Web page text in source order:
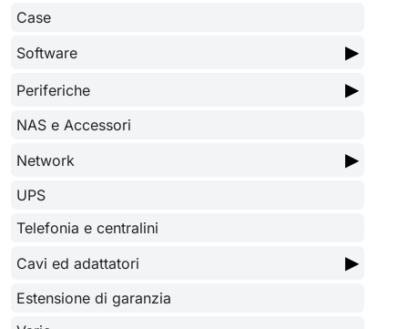
Case
Software
▶
Periferiche ▶
NAS e Accessori
Network
▶
UPS
Telefonia e centralini
Cavi ed adattatori
▶
Estensione di garanzia